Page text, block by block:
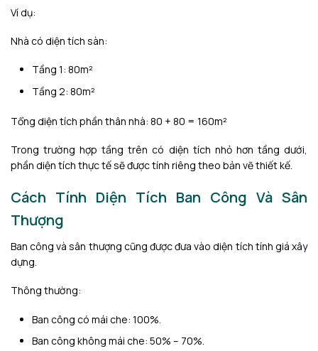
Ví dụ:
Nhà có diện tích sàn:
Tầng 1: 80m²
Tầng 2: 80m²
Tổng diện tích phần thân nhà: 80 + 80 = 160m²
Trong trường hợp tầng trên có diện tích nhỏ hơn tầng dưới,
phần diện tích thực tế sẽ được tính riêng theo bản vẽ thiết kế.
Cách Tính Diện Tích Ban Công Và Sân
Thượng
Ban công và sân thượng cũng được đưa vào diện tích tính giá xây
dựng.
Thông thường:
Ban công có mái che: 100%.
Ban công không mái che: 50% – 70%.